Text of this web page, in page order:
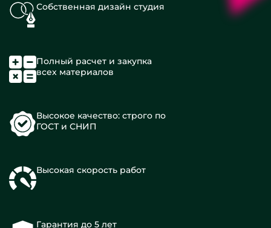
Собственная дизайн студия
Полный расчет и закупка
всех материалов
Высокое качество: строго по
ГОСТ и СНИП
Высокая скорость работ
Гарантия до 5 лет